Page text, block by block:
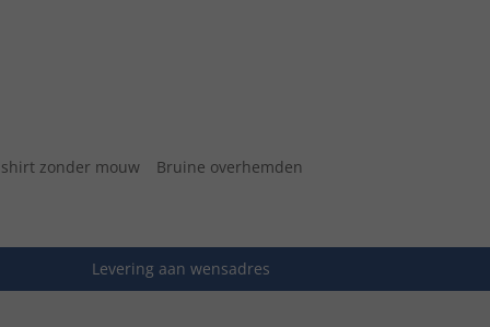
zonder mouw Bruine overhemden
Levering aan wensadres